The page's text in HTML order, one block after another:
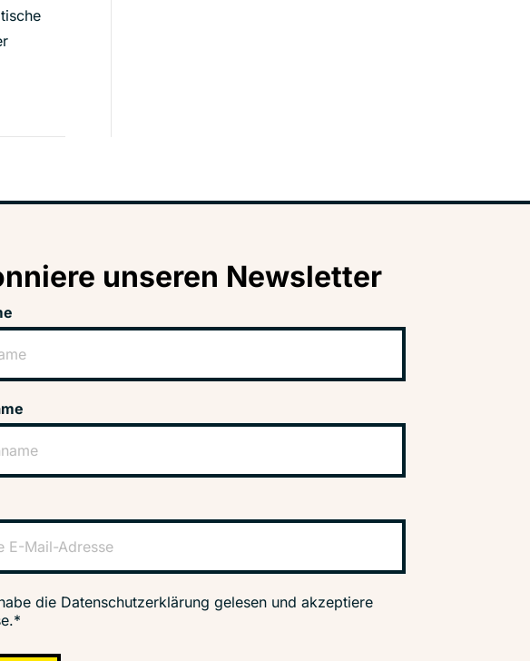
unseren Newsletter
die Datenschutzerklärung gelesen und akzeptiere